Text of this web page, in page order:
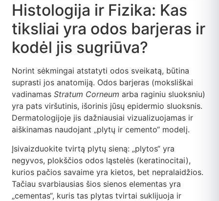
Histologija ir Fizika: Kas
tiksliai yra odos barjeras ir
kodėl jis sugriūva?
Norint sėkmingai atstatyti odos sveikatą, būtina
suprasti jos anatomiją. Odos barjeras (moksliškai
vadinamas Stratum Corneum arba raginiu sluoksniu)
yra pats viršutinis, išorinis jūsų epidermio sluoksnis.
Dermatologijoje jis dažniausiai vizualizuojamas ir
aiškinamas naudojant „plytų ir cemento“ modelį.
Įsivaizduokite tvirtą plytų sieną: „plytos“ yra
negyvos, plokščios odos ląstelės (keratinocitai),
kurios pačios savaime yra kietos, bet nepralaidžios.
Tačiau svarbiausias šios sienos elementas yra
„cementas“, kuris tas plytas tvirtai suklijuoja ir